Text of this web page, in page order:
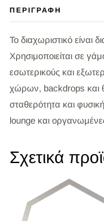
ΠΕΡΙΓΡΑΦΉ
Το διαχωριστικό είναι
Χρησιμοποιείται σε
εσωτερικούς και
χώρων, backdrops και
σταθερότητα και
lounge και
Σχετικά